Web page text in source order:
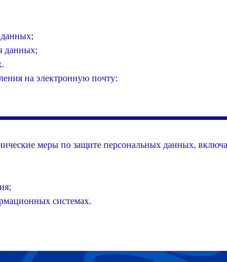
данных;
данных;
на электронную почту:
меры по защите персональных данных,
системах.